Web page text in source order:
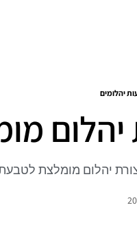
יהלומים
יהלום
יהלום מומלצת לטבעת